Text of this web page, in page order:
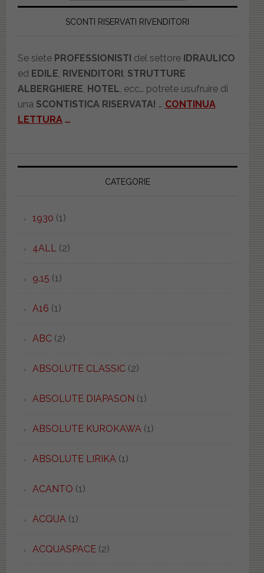
SCONTI RISERVATI RIVENDITORI
Se siete PROFESSIONISTI del settore IDRAULICO
ed EDILE, RIVENDITORI, STRUTTURE
ALBERGHIERE, HOTEL, ecc… potrete usufruire di
una SCONTISTICA RISERVATA! … CONTINUA
LETTURA…
CATEGORIE
1930 (1)
4ALL(2)
9.15 (1)
A16 (1)
ABC(2)
ABSOLUTE CLASSIC(2)
ABSOLUTE DIAPASON (1)
ABSOLUTE KUROKAWA(1)
ABSOLUTE LIRIKA(1)
ACANTO (1)
ACQUA(1)
ACQUASPACE(2)